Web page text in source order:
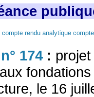
compte rendu analytique
174 :
le 16